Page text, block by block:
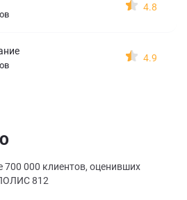
4.8
4.9
700 000 клиентов, оценивших
812